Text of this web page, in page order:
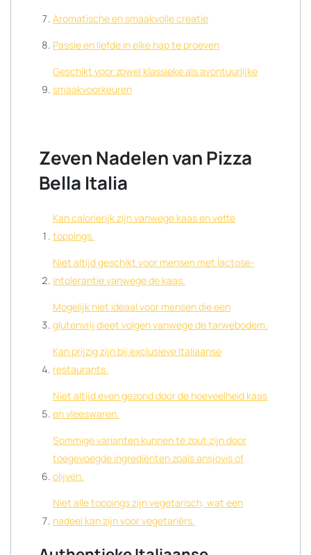
Aromatische en smaakvolle creatie
Passie en liefde in elke hap te proeven
Geschikt voor zowel klassieke als avontuurlijke
smaakvoorkeuren
Zeven Nadelen van Pizza
Bella Italia
Kan calorierijk zijn vanwege kaas en vette
toppings.
Niet altijd geschikt voor mensen met lactose-
intolerantie vanwege de kaas.
Mogelijk niet ideaal voor mensen die een
glutenvrij dieet volgen vanwege de tarwebodem.
Kan prijzig zijn bij exclusieve Italiaanse
restaurants.
Niet altijd even gezond door de hoeveelheid kaas
en vleeswaren.
Sommige varianten kunnen te zout zijn door
toegevoegde ingrediënten zoals ansjovis of
olijven.
Niet alle toppings zijn vegetarisch, wat een
nadeel kan zijn voor vegetariërs.